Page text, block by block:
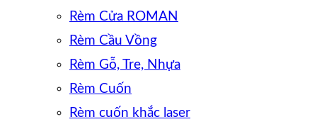
Rèm Cửa ROMAN
Rèm Cầu Vồng
Rèm Gỗ, Tre, Nhựa
Rèm Cuốn
Rèm cuốn khắc laser